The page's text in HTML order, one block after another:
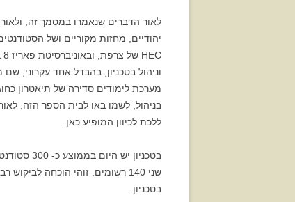
יהודיים, מחזות מקוריים ושל
ללכת לכיוון המופיע כאן.
בטכניון.